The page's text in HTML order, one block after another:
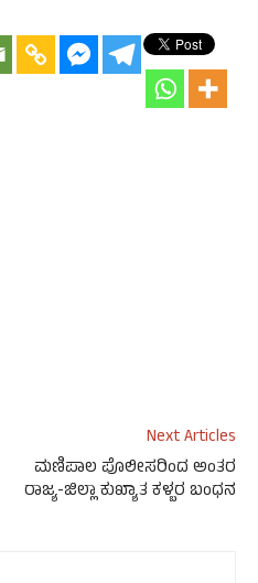
Next Articles
ಮಣಿಪಾಲ ಪೊಲೀಸರಿಂದ ಅಂತರ
ರಾಜ್ಯ-ಜಿಲ್ಲಾ ಕುಖ್ಯಾತ ಕಳ್ಬರ ಬಂಧನ